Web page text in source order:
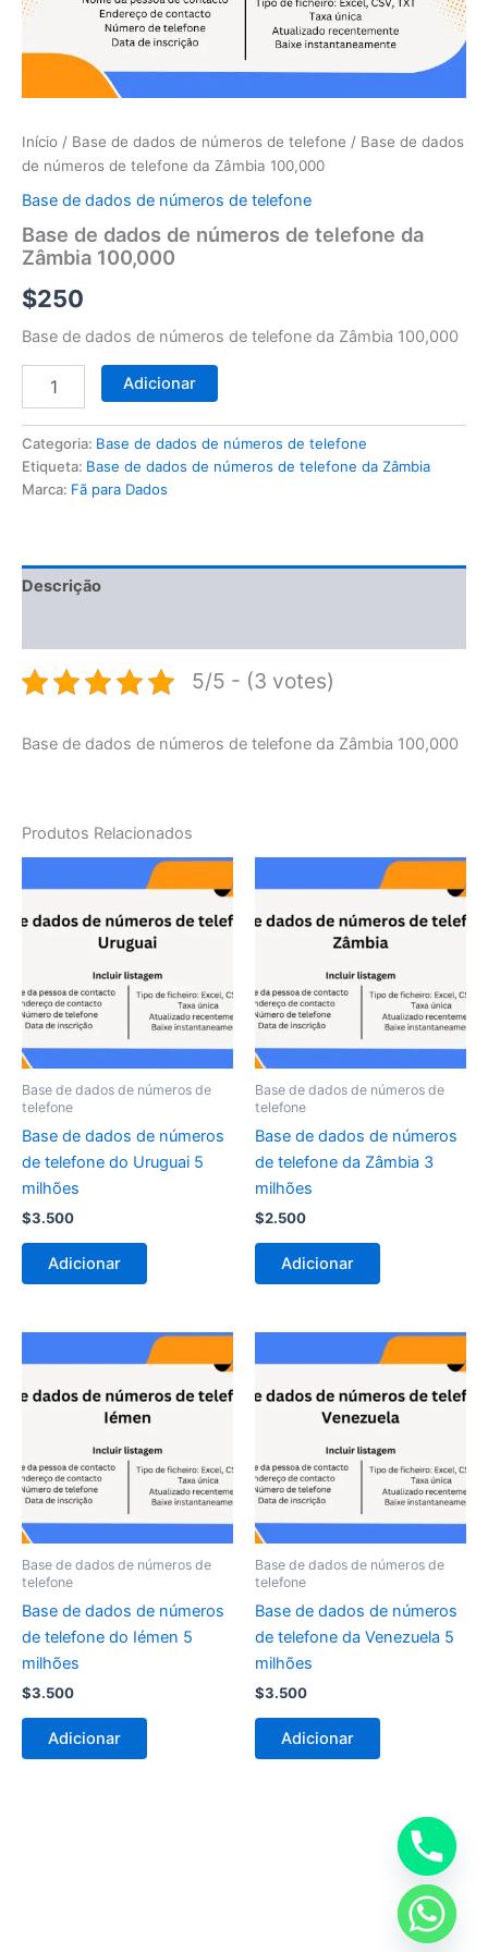
Início / Base de dados de números de telefone / Base de dados
de números de telefone da Zâmbia 100,000
Base de dados de números de telefone
Base de dados de números de telefone da
Zâmbia 100,000
$250
Base de dados de números de telefone da Zâmbia 100,000
telefone
Zâmbia
Adicionar
Categoria: Base de dados de números de telefone
Etiqueta: Base de dados de números de telefone da Zâmbia
Marca: Fã para Dados
Descrição
5/5 - (3 votes)
Base de dados de números de telefone da Zâmbia 100,000
Produtos Relacionados
Base de dados de números de
telefone
Base de dados de números
de telefone do Uruguai 5
milhões
$3.500
Adicionar
Base de dados de números de
telefone
Base de dados de números
de telefone da Zâmbia 3
milhões
$2.500
Adicionar
Base de dados de números de
telefone
Base de dados de números
de telefone do Iémen 5
milhões
$3.500
Adicionar
Base de dados de números de
telefone
Base de dados de números
de telefone da Venezuela 5
milhões
$3.500
Adicionar